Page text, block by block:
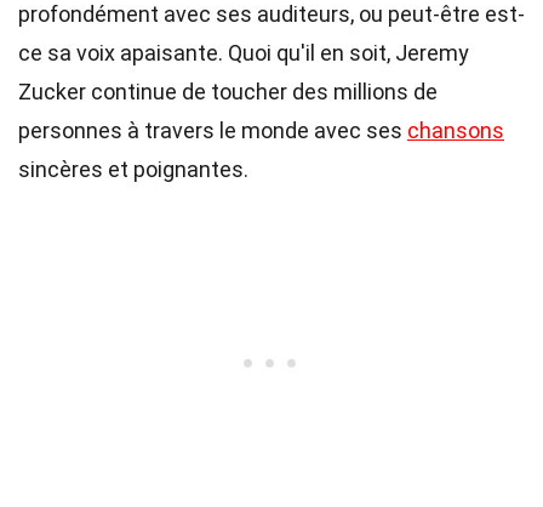
profondément avec ses auditeurs, ou peut-être est-
ce sa voix apaisante. Quoi qu'il en soit, Jeremy
Zucker continue de toucher des millions de
personnes à travers le monde avec ses chansons
sincères et poignantes.